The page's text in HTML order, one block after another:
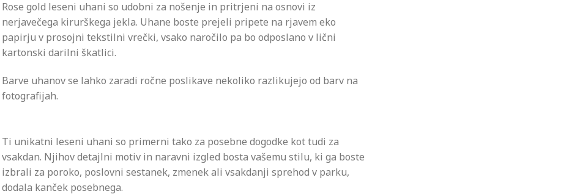
Rose gold leseni uhani so udobni za nošenje in pritrjeni na osnovi iz
nerjavečega kirurškega jekla. Uhane boste prejeli pripete na rjavem eko
papirju v prosojni tekstilni vrečki, vsako naročilo pa bo odposlano v lični
kartonski darilni škatlici.
Barve uhanov se lahko zaradi ročne poslikave nekoliko razlikujejo od barv na
fotografijah.
Ti unikatni leseni uhani so primerni tako za posebne dogodke kot tudi za
vsakdan. Njihov detajlni motiv in naravni izgled bosta vašemu stilu, ki ga boste
izbrali za poroko, poslovni sestanek, zmenek ali vsakdanji sprehod v parku,
dodala kanček posebnega.